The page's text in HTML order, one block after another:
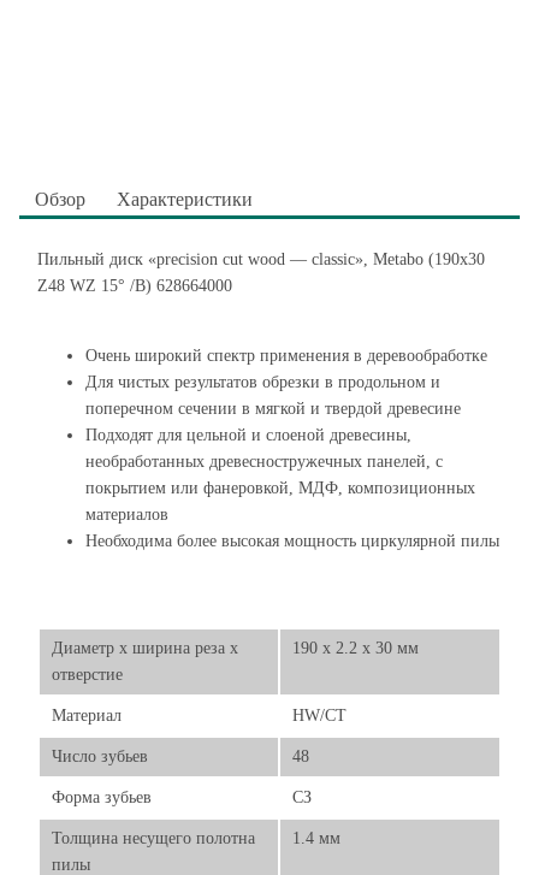
Обзор Характеристики
Пильный диск «precision cut wood — classic», Metabo (190x30
Z48 WZ 15° /B) 628664000
Очень широкий спектр применения в деревообработке
Для чистых результатов обрезки в продольном и
поперечном сечении в мягкой и твердой древесине
Подходят для цельной и слоеной древесины,
необработанных древесностружечных панелей, с
покрытием или фанеровкой, МДФ, композиционных
материалов
Необходима более высокая мощность циркулярной пилы
Диаметр х ширина реза х
отверстие
190 x 2.2 x 30 мм
Материал HW/CT
Число зубьев 48
Форма зубьев СЗ
Толщина несущего полотна
пилы
1.4 мм